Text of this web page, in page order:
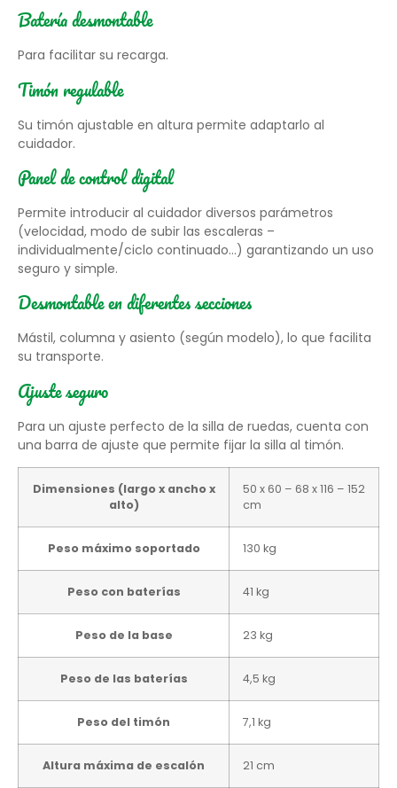
Batería desmontable
Para facilitar su recarga.
Timón regulable
Su timón ajustable en altura permite adaptarlo al
cuidador.
Panel de control digital
Permite introducir al cuidador diversos parámetros
(velocidad, modo de subir las escaleras –
individualmente/ciclo continuado…) garantizando un uso
seguro y simple.
Desmontable en diferentes secciones
Mástil, columna y asiento (según modelo), lo que facilita
su transporte.
Ajuste seguro
Para un ajuste perfecto de la silla de ruedas, cuenta con
una barra de ajuste que permite fijar la silla al timón.
Dimensiones (largo x ancho x
alto)
50 x 60 – 68 x 116 – 152
cm
Peso máximo soportado 130 kg
Peso con baterías 41 kg
Peso de la base 23 kg
Peso de las baterías 4,5 kg
Peso del timón 7,1 kg
Altura máxima de escalón 21 cm